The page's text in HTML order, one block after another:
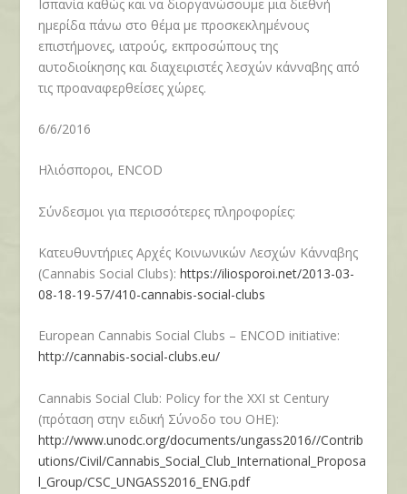
Ισπανία καθώς και να διοργανώσουμε μια διεθνή
ημερίδα πάνω στο θέμα με προσκεκλημένους
επιστήμονες, ιατρούς, εκπροσώπους της
αυτοδιοίκησης και διαχειριστές λεσχών κάνναβης από
τις προαναφερθείσες χώρες.
6/6/2016
Ηλιόσποροι, ENCOD
Σύνδεσμοι για περισσότερες πληροφορίες:
Κατευθυντήριες Αρχές Κοινωνικών Λεσχών Κάνναβης
(Cannabis Social Clubs):https://iliosporoi.net/2013-03-
08-18-19-57/410-cannabis-social-clubs
European Cannabis Social Clubs – ENCOD initiative:
http://cannabis-social-clubs.eu/
Cannabis Social Club: Policy for the XXI st Century
(πρόταση στην ειδική Σύνοδο του ΟΗΕ):
http://www.unodc.org/documents/ungass2016//Contrib
utions/Civil/Cannabis_Social_Club_International_Proposa
l_Group/CSC_UNGASS2016_ENG.pdf